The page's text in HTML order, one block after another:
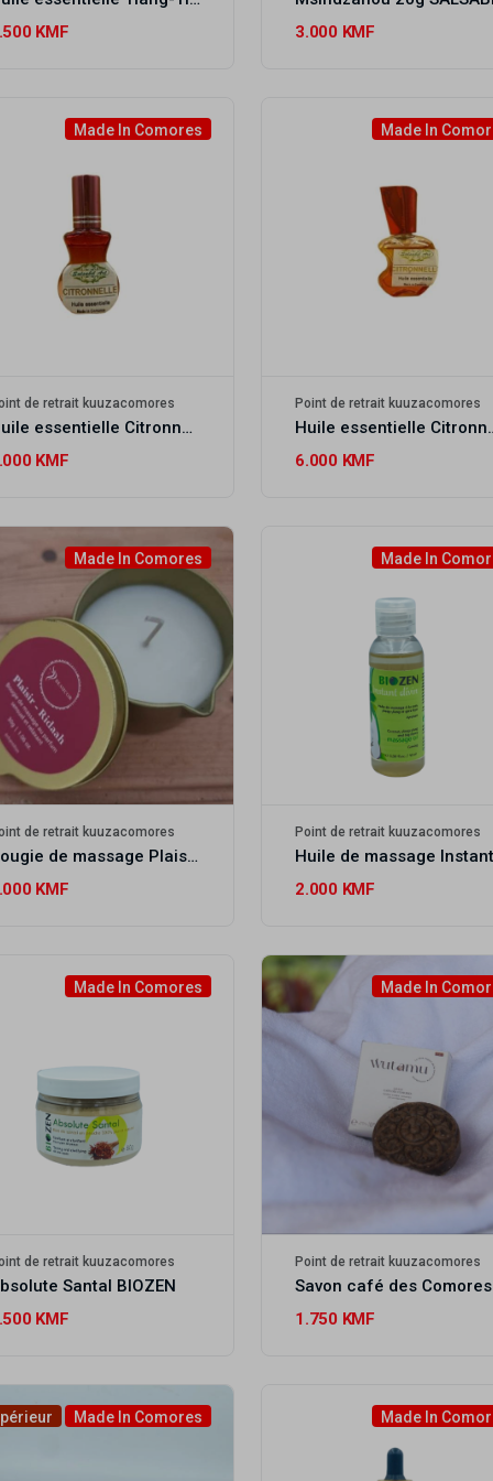
KMF
3.000 KMF
Made In Comores
de retrait kuuzacomores
Huile essentielle Citronnelle SALSABIL ART
KMF
Made In
Point de retrait kuuzacomores
Huile
6.000 KMF
Made In Comores
de retrait kuuzacomores
Bougie de massage Plaisir - Ridaah
KMF
Made In
Point de retrait kuuzacomores
2.000 KMF
Made In Comores
de retrait kuuzacomores
Santal BIOZEN
KMF
Made In
Point de retrait kuuzacomores
1.750 KMF
Made In Comores Made In